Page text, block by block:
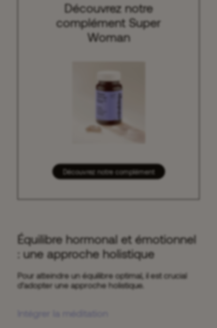
Découvrez notre
complément Super
Woman
Découvrez notre complément
Équilibre hormonal et émotionnel
: une approche holistique
Pour atteindre un équilibre optimal, il est crucial
d’adopter une approche holistique.